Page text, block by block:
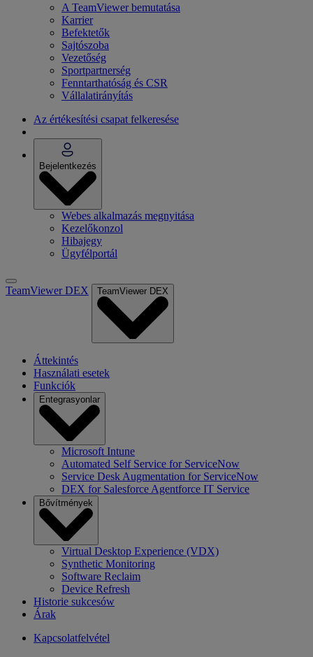
A TeamViewer bemutatása
Karrier
Befektetők
Sajtószoba
Vezetőség
Sportpartnerség
Fenntarthatóság és CSR
Vállalatirányítás
Az értékesítési csapat felkeresése
Bejelentkezés
Webes alkalmazás megnyitása
Kezelőkonzol
Hibajegy
Ügyfélportál
TeamViewer DEX TeamViewer DEX
Áttekintés
Használati esetek
Funkciók
Entegrasyonlar
Microsoft Intune
Automated Self Service for ServiceNow
Service Desk Augmentation for ServiceNow
DEX for Salesforce Agentforce IT Service
Bővítmények
Virtual Desktop Experience (VDX)
Synthetic Monitoring
Software Reclaim
Device Refresh
Historie sukcesów
Árak
Kapcsolatfelvétel